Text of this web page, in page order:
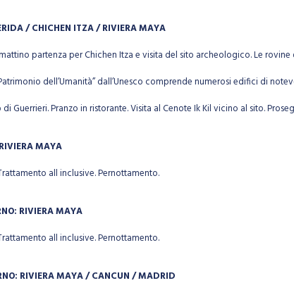
/ CHICHEN ITZA / RIVIERA MAYA
partenza per Chichen Itza e visita del sito archeologico. Le
dell’Umanità” dall’Unesco comprende numerosi edifici di
Guerrieri. Pranzo in ristorante. Visita al Cenote Ik Kil vicino al sito.
MAYA
all inclusive. Pernottamento.
RIVIERA MAYA
all inclusive. Pernottamento.
RIVIERA MAYA / CANCUN / MADRID